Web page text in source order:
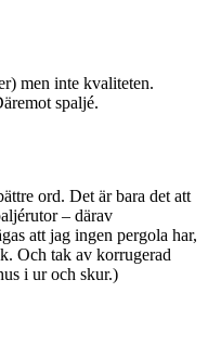
men inte kvaliteten.
spaljé.
ord. Det är bara det att
– därav
att jag ingen pergola har,
Och tak av korrugerad
i ur och skur.)